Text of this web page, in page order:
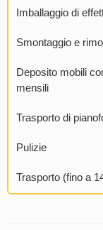
Imballaggio di
Smontaggio e
Deposito mobili
mensili
Trasporto di
Pulizie
Trasporto (fino a